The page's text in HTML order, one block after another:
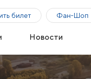
билет Фан-Шоп
Новости